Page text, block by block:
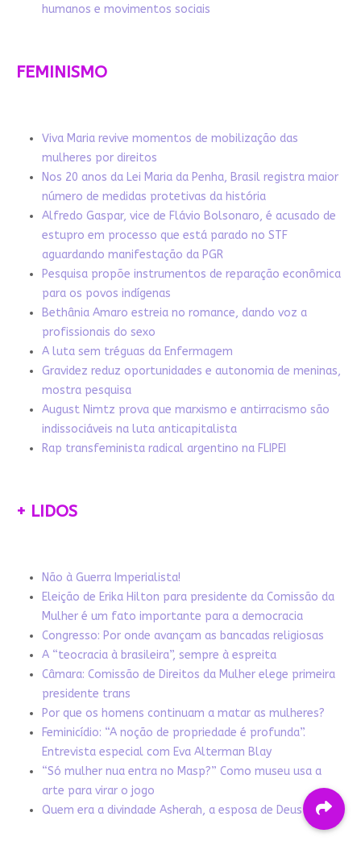
humanos e movimentos sociais
FEMINISMO
Viva Maria revive momentos de mobilização das
mulheres por direitos
Nos 20 anos da Lei Maria da Penha, Brasil registra maior
número de medidas protetivas da história
Alfredo Gaspar, vice de Flávio Bolsonaro, é acusado de
estupro em processo que está parado no STF
aguardando manifestação da PGR
Pesquisa propõe instrumentos de reparação econômica
para os povos indígenas
Bethânia Amaro estreia no romance, dando voz a
profissionais do sexo
A luta sem tréguas da Enfermagem
Gravidez reduz oportunidades e autonomia de meninas,
mostra pesquisa
August Nimtz prova que marxismo e antirracismo são
indissociáveis na luta anticapitalista
Rap transfeminista radical argentino na FLIPEI
+ LIDOS
Não à Guerra Imperialista!
Eleição de Erika Hilton para presidente da Comissão da
Mulher é um fato importante para a democracia
Congresso: Por onde avançam as bancadas religiosas
A “teocracia à brasileira”, sempre à espreita
Câmara: Comissão de Direitos da Mulher elege primeira
presidente trans
Por que os homens continuam a matar as mulheres?
Feminicídio: “A noção de propriedade é profunda”.
Entrevista especial com Eva Alterman Blay
“Só mulher nua entra no Masp?” Como museu usa a
arte para virar o jogo
Quem era a divindade Asherah, a esposa de Deus